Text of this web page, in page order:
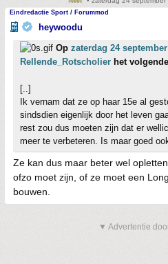
Eindredactie Sport / Forummod
heywoodu
Op zaterdag 24
Rellende_Rotscholier het
[..]
Ik vernam dat ze op haar 15e al
sindsdien eigenlijk door het leven
rest zou dus moeten zijn dat er
meer te verbeteren. Is maar goed
Ze kan dus maar beter wel
ofzo moet zijn, of ze moet een
bouwen.
▼ Advertentie